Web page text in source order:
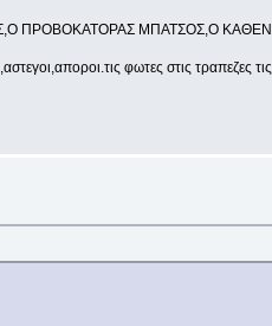
ΠΡΟΒΟΚΑΤΟΡΑΣ ΜΠΑΤΣΟΣ,Ο
φωτες στις τραπεζες τις